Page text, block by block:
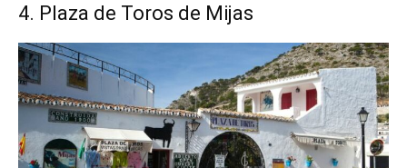
4. Plaza de Toros de Mijas